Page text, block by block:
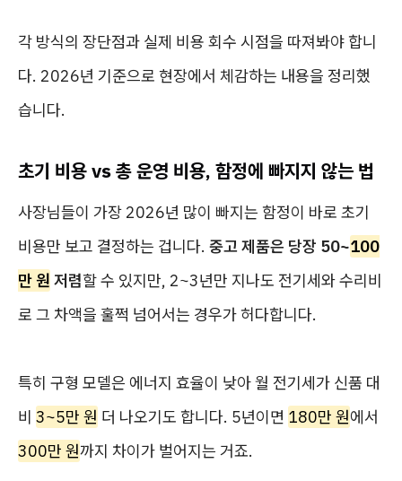
각 방식의 장단점과 실제 비용 회수 시점을 따져봐야 합니
다. 2026년 기준으로 현장에서 체감하는 내용을 정리했
습니다.
초기 비용 vs 총 운영 비용, 함정에 빠지지 않는 법
사장님들이 가장 2026년 많이 빠지는 함정이 바로 초기
비용만 보고 결정하는 겁니다. 중고 제품은 당장 50~100
만 원 저렴할 수 있지만, 2~3년만 지나도 전기세와 수리비
로 그 차액을 훌쩍 넘어서는 경우가 허다합니다.
특히 구형 모델은 에너지 효율이 낮아 월 전기세가 신품 대
비 3~5만 원 더 나오기도 합니다. 5년이면 180만 원에서
300만 원까지 차이가 벌어지는 거죠.